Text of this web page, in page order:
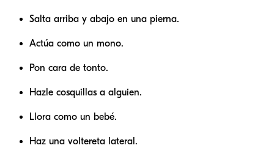
Salta arriba y abajo en una pierna.
Actúa como un mono.
Pon cara de tonto.
Hazle cosquillas a alguien.
Llora como un bebé.
Haz una voltereta lateral.